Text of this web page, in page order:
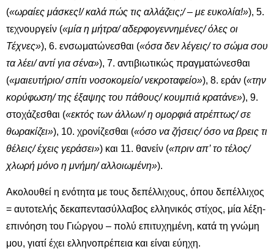
(«ωραίες μάσκες!/ καλά πώς τις αλλάζεις;/ – με ευκολία!»), 5.
τεχνουργείν («μία η μήτρα/ αδερφογεννημένες/ όλες οι
Τέχνες»), 6. ενσωματώνεσθαι («όσα δεν λέγεις/ το σώμα σου
τα λέει/ αντί για σένα»), 7. αντιβιωτικώς πραγματώνεσθαι
(«μαιευτήριο/ σπίτι νοσοκομείο/ νεκροταφείο»), 8. εράν («την
κορύφωση/ της έξαψης του πάθους/ κουμπιά κρατάνε»), 9.
στοχάζεσθαι («εκτός των άλλων/ η ομορφιά ατρέπτως/ σε
θωρακίζει»), 10. χρονίζεσθαι («όσο να ζήσεις/ όσο να βρεις τι
θέλεις/ έχεις γεράσει») και 11. θανείν («πριν απ’ το τέλος/
χλωρή μόνο η μνήμη/ αλλοιωμένη»).
Ακολουθεί η ενότητα με τους δεπέλλιχους, όπου δεπέλλιχος
= αυτοτελής δεκαπεντασύλλαβος ελληνικός στίχος, μία λέξη-
επινόηση του Γιώργου – πολύ επιτυχημένη, κατά τη γνώμη
μου, γιατί έχει ελληνοπρέπεια και είναι εύηχη.